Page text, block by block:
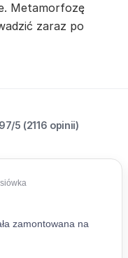
Metamorfozę
zaraz po
5 (2116 opinii)